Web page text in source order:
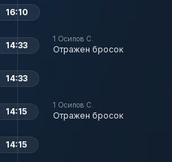
16:10
1 Осипов С.
Отражен бросок
14:33
14:33
1 Осипов С.
Отражен бросок
14:15
14:15